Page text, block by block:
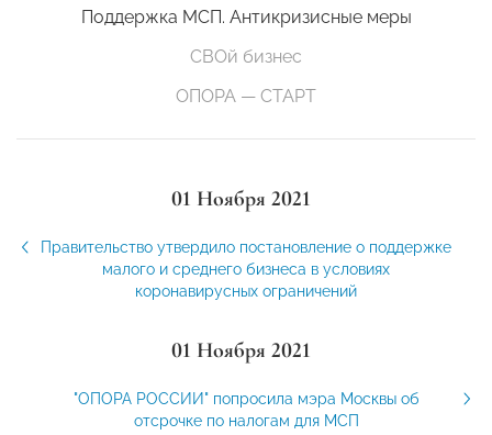
Поддержка МСП. Антикризисные меры
СВОй бизнес
ОПОРА — СТАРТ
01 Ноября 2021
Правительство утвердило постановление о поддержке
малого и среднего бизнеса в условиях
коронавирусных ограничений
01 Ноября 2021
"ОПОРА РОССИИ" попросила мэра Москвы об
отсрочке по налогам для МСП